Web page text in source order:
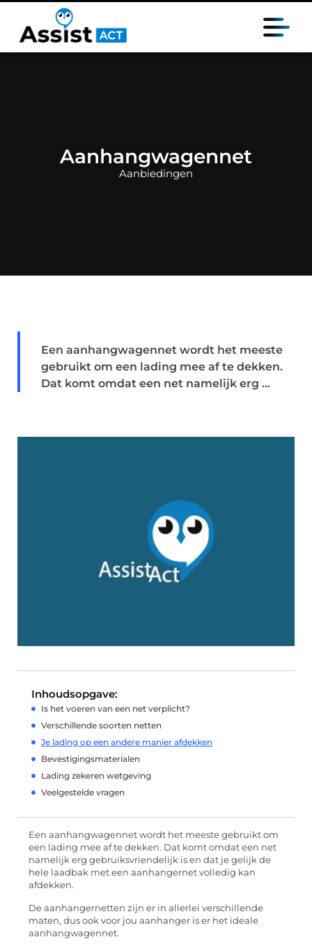
Aanhangwagennet
Aanbiedingen
Een aanhangwagennet wordt het meeste
gebruikt om een lading mee af te dekken.
Dat komt omdat een net namelijk erg ...
Inhoudsopgave:
Is het voeren van een net verplicht?
Verschillende soorten netten
Je lading op een andere manier afdekken
Bevestigingsmaterialen
Lading zekeren wetgeving
Veelgestelde vragen
Een aanhangwagennet wordt het meeste gebruikt om
een lading mee af te dekken. Dat komt omdat een net
namelijk erg gebruiksvriendelijk is en dat je gelijk de
hele laadbak met een aanhangernet volledig kan
afdekken.
De aanhangernetten zijn er in allerlei verschillende
maten, dus ook voor jou aanhanger is er het ideale
aanhangwagennet.